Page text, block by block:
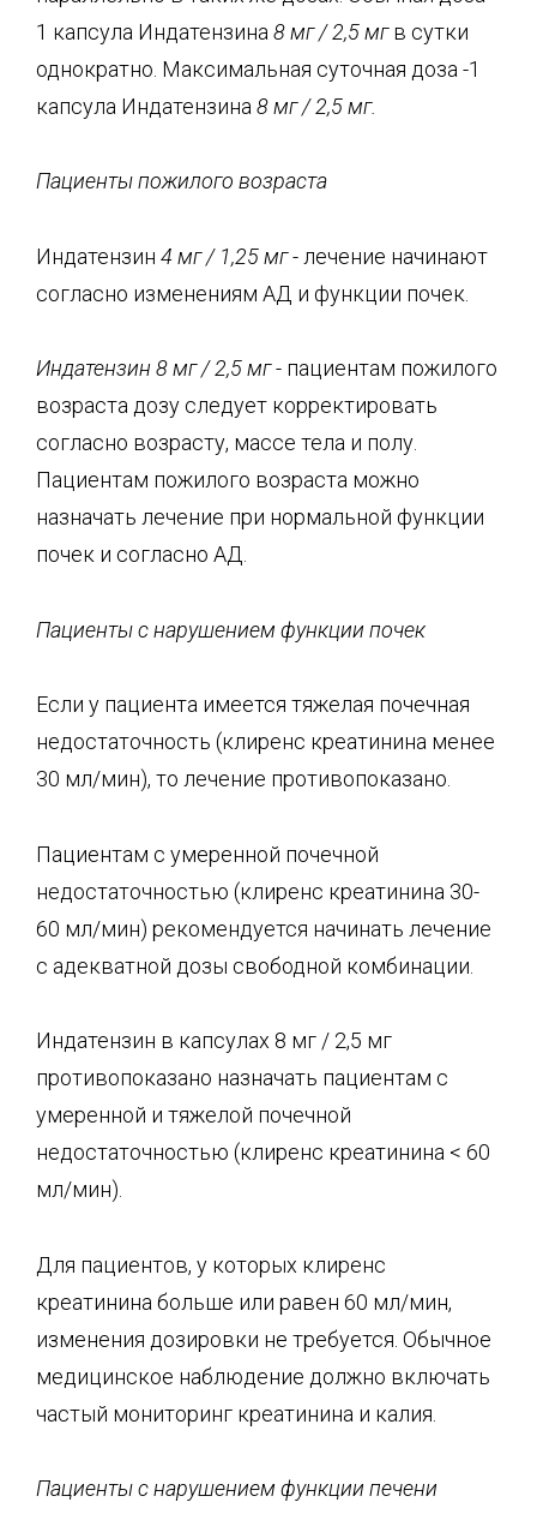
1 капсула Индатензина 8 мг/2,5 мгв сутки
однократно. Максимальная суточная доза -1
капсула Индатензина 8 мг/2,5 мг.
Пациенты пожилого возраста
Индатензин 4 мг/ 1,25 мг- лечение начинают
согласно изменениям АД и функции почек.
Индатензин 8 мг/2,5 мг- пациентам пожилого
возраста дозу следует корректировать
согласно возрасту, массе тела и полу.
Пациентам пожилого возраста можно
назначать лечение при нормальной функции
почек и согласно АД.
Пациенты с нарушением функции почек
Если у пациента имеется тяжелая почечная
недостаточность (клиренс креатинина менее
30 мл/мин), то лечение противопоказано.
Пациентам с умеренной почечной
недостаточностью (клиренс креатинина 30-
60 мл/мин) рекомендуется начинать лечение
с адекватной дозы свободной комбинации.
Индатензин в капсулах 8 мг / 2,5 мг
противопоказано назначать пациентам с
умеренной и тяжелой почечной
недостаточностью (клиренс креатинина < 60
мл/мин).
Для пациентов, у которых клиренс
креатинина больше или равен 60 мл/мин,
изменения дозировки не требуется. Обычное
медицинское наблюдение должно включать
частый мониторинг креатинина и калия.
Пациенты с нарушением функции печени